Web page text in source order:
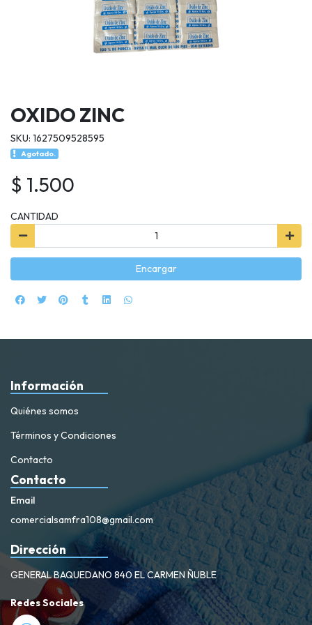
OXIDO ZINC
SKU: 1627509528595
Agotado.
$ 1.500
CANTIDAD
Encargar
Información
Quiénes somos
Términos y Condiciones
Contacto
Contacto
Email
comercialsamfra108@gmail.com
Dirección
GENERAL BAQUEDANO 840 EL CARMEN ÑUBLE
Redes Sociales